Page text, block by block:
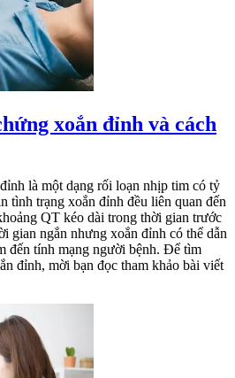
xoắn đỉnh và cách
là một dạng rối loạn nhịp tim có tỷ
tình trạng xoắn đỉnh đều liên quan đến
QT kéo dài trong thời gian trước
gian ngắn nhưng xoắn đỉnh có thể dẫn
đến tính mạng người bệnh. Để tìm
đỉnh, mời bạn đọc tham khảo bài viết